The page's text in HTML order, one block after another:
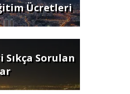
Ücretleri
Sorulan